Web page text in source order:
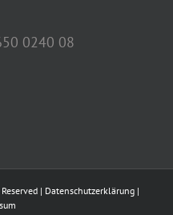
0240 08
| Datenschutzerklärung |